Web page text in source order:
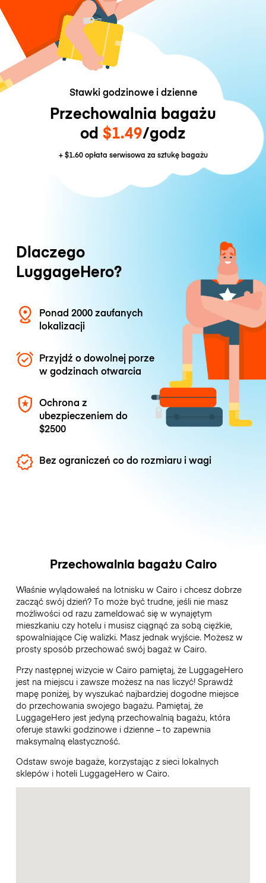
Stawki godzinowe i dzienne
Przechowalnia bagażu
od $1.49/godz
+$1.60opłata serwisowa za sztukę bagażu
Dlaczego
LuggageHero?
Ponad 2000 zaufanych
lokalizacji
Przyjdź o dowolnej porze
w godzinach otwarcia
Ochrona z
ubezpieczeniem do
$2500
Bez ograniczeń co do rozmiaru i wagi
Przechowalnia bagażu Cairo
Właśnie wylądowałeś na lotnisku w Cairo i chcesz dobrze
zacząć swój dzień? To może być trudne, jeśli nie masz
możliwości od razu zameldować się w wynajętym
mieszkaniu czy hotelu i musisz ciągnąć za sobą ciężkie,
spowalniające Cię walizki. Masz jednak wyjście. Możesz w
prosty sposób przechować swój bagaż w Cairo.
Przy następnej wizycie w Cairo pamiętaj, że LuggageHero
jest na miejscu i zawsze możesz na nas liczyć! Sprawdź
mapę poniżej, by wyszukać najbardziej dogodne miejsce
do przechowania swojego bagażu. Pamiętaj, że
LuggageHero jest jedyną przechowalnią bagażu, która
oferuje stawki godzinowe i dzienne – to zapewnia
maksymalną elastyczność.
Odstaw swoje bagaże, korzystając z sieci lokalnych
sklepów i hoteli LuggageHero w Cairo.